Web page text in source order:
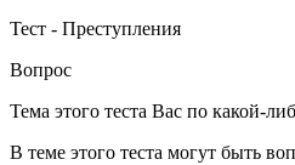
Тест - Преступления
Вопрос
Тема этого теста Вас по какой-
В теме этого теста могут быть